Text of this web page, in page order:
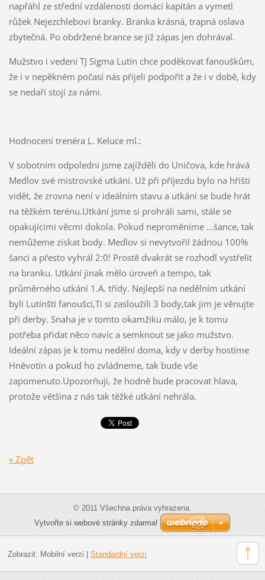
napřáhl ze střední vzdálenosti domácí kapitán a vymetl
růžek Nejezchlebovi branky. Branka krásná, trapná oslava
zbytečná. Po obdržené brance se již zápas jen dohrával.
Mužstvo i vedení TJ Sigma Lutín chce poděkovat fanouškům,
že i v nepěkném počasí nás přijeli podpořit a že i v době, kdy
se nedaří stojí za námi.
Hodnocení trenéra L. Keluce ml.:
V sobotním odpoledni jsme zajížděli do Uničova, kde hrává
Medlov své mistrovské utkání. Už při příjezdu bylo na hřišti
vidět, že zrovna není v ideálním stavu a utkání se bude hrát
na těžkém terénu.Utkání jsme si prohráli sami, stále se
opakujícími věcmi dokola. Pokud neproměníme ...šance, tak
nemůžeme získat body. Medlov si nevytvořil žádnou 100%
šanci a přesto vyhrál 2:0! Prostě dvakrát se rozhodl vystřelit
na branku. Utkání jinak mělo úroveň a tempo, tak
průměrného utkání 1.A. třídy. Nejlepší na nedělním utkání
byli Lutínští fanoušci,Ti si zasloužili 3 body,tak jim je věnujte
při derby. Snaha je v tomto okamžiku málo, je k tomu
potřeba přidat něco navíc a semknout se jako mužstvo.
Ideální zápas je k tomu nedělní doma, kdy v derby hostíme
Hněvotín a pokud ho zvládneme, tak bude vše
zapomenuto.Upozorňuji, že hodně bude pracovat hlava,
protože většina z nás tak těžké utkání nehrála.
« Zpět
© 2011 Všechna práva vyhrazena.
Vytvořte si webové stránky zdarma!
Zobrazit: Mobilní verzi Standardní verzi